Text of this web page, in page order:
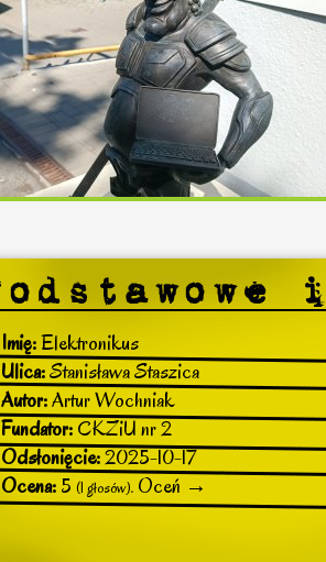
Imię:Elektronikus
Ulica:Stanisława Staszica
Autor:Artur Wochniak
Fundator:CKZiU nr 2
Odsłonięcie:2025-10-17
Ocena:5 (1 głosów). Oceń →